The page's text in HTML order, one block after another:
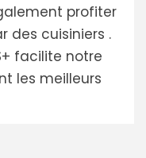
profiter
des cuisiniers .
facilite notre
les meilleurs